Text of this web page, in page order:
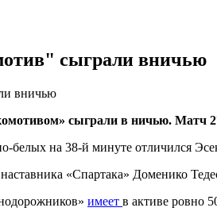
сыграли вничью
вничью
сыграли в ничью. Матч
белых на 38-й минуте отличился
«Спартака» Доменико
имеет в активе ровно